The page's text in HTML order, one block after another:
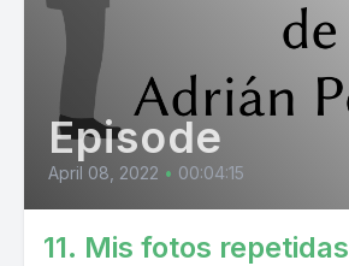
Episode
April 08, 2022 • 00:04:15
11. Mis fotos repetidas